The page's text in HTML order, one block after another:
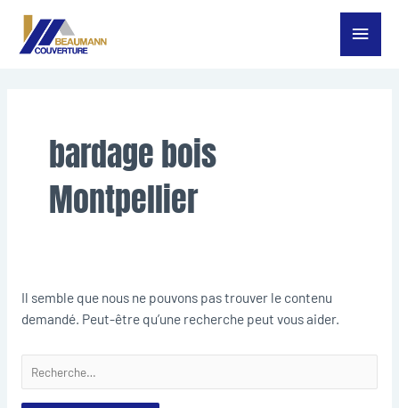
Aller
Menu
bardage bois
Montpellier
Il semble que nous ne pouvons pas trouver le contenu
demandé. Peut-être qu’une recherche peut vous aider.